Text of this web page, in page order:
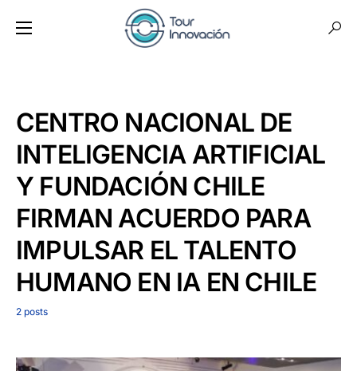
CENTRO NACIONAL DE
INTELIGENCIA ARTIFICIAL
Y FUNDACIÓN CHILE
FIRMAN ACUERDO PARA
IMPULSAR EL TALENTO
HUMANO EN IA EN CHILE
2 posts